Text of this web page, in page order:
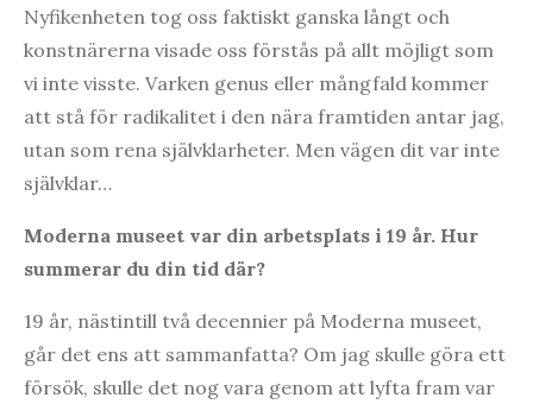
Nyfikenheten tog oss faktiskt ganska långt och
konstnärerna visade oss förstås på allt möjligt som
vi inte visste. Varken genus eller mångfald kommer
att stå för radikalitet i den nära framtiden antar jag,
utan som rena självklarheter. Men vägen dit var inte
självklar…
Moderna museet var din arbetsplats i 19 år. Hur
summerar du din tid där?
19 år, nästintill två decennier på Moderna museet,
går det ens att sammanfatta? Om jag skulle göra ett
försök, skulle det nog vara genom att lyfta fram var